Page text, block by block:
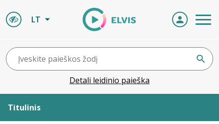
LT
Detali leidinio paieška
Titulinis